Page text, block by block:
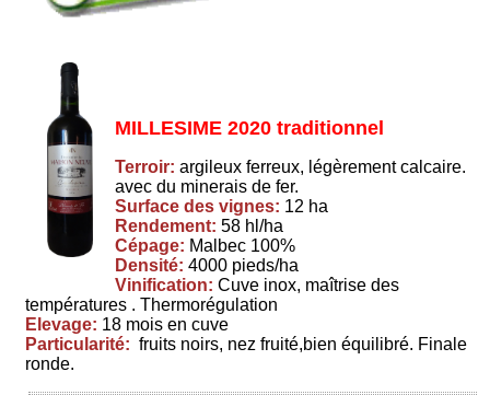
MILLESIME 2020 traditionnel
Terroir: argileux ferreux, légèrement calcaire.
avec du minerais de fer.
Surface des vignes: 12 ha
Rendement: 58 hl/ha
Cépage: Malbec 100%
Densité: 4000 pieds/ha
Vinification: Cuve inox, maîtrise des
températures . Thermorégulation
Elevage: 18 mois en cuve
Particularité: fruits noirs, nez fruité,bien équilibré. Finale
ronde.